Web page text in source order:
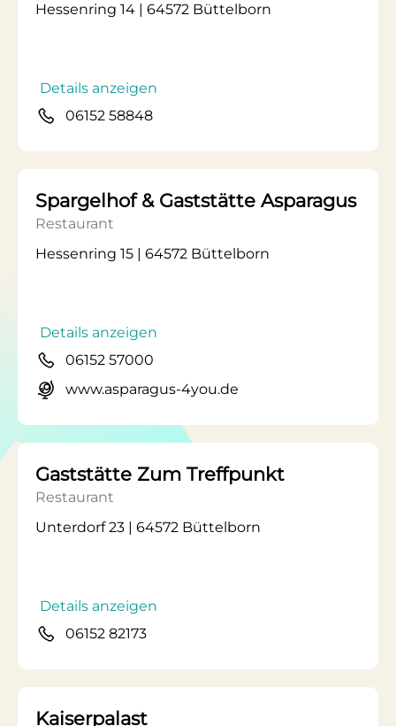
Hessenring 14 | 64572 Büttelborn
Details anzeigen
06152 58848
Spargelhof & Gaststätte Asparagus
Restaurant
Hessenring 15 | 64572 Büttelborn
Details anzeigen
06152 57000
www.asparagus-4you.de
Gaststätte Zum Treffpunkt
Restaurant
Unterdorf 23 | 64572 Büttelborn
Details anzeigen
06152 82173
Kaiserpalast